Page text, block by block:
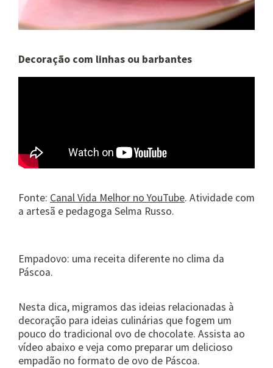
Decoração com linhas ou barbantes
Fonte: Canal Vida Melhor no YouTube. Atividade com
a artesã e pedagoga Selma Russo.
Empadovo: uma receita diferente no clima da
Páscoa.
Nesta dica, migramos das ideias relacionadas à
decoração para ideias culinárias que fogem um
pouco do tradicional ovo de chocolate. Assista ao
vídeo abaixo e veja como preparar um delicioso
empadão no formato de ovo de Páscoa.